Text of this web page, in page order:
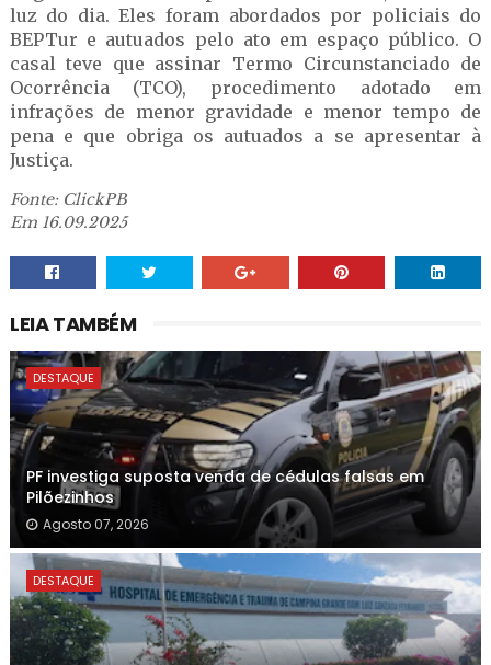
luz do dia. Eles foram abordados por policiais do
BEPTur e autuados pelo ato em espaço público. O
casal teve que assinar Termo Circunstanciado de
Ocorrência (TCO), procedimento adotado em
infrações de menor gravidade e menor tempo de
pena e que obriga os autuados a se apresentar à
Justiça.
Fonte: ClickPB
Em 16.09.2025
LEIA TAMBÉM
DESTAQUE
PF investiga suposta venda de cédulas falsas em
Pilõezinhos
Agosto 07, 2026
DESTAQUE